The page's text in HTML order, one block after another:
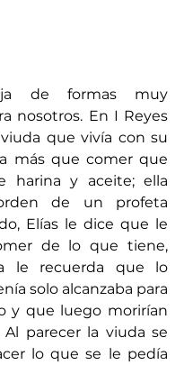
de formas muy
nosotros. En I Reyes
viuda que vivía con su
más que comer que
harina y aceite; ella
de un profeta
Elías le dice que le
de lo que tiene,
le recuerda que lo
solo alcanzaba para
y que luego morirían
parecer la viuda se
lo que se le pedía